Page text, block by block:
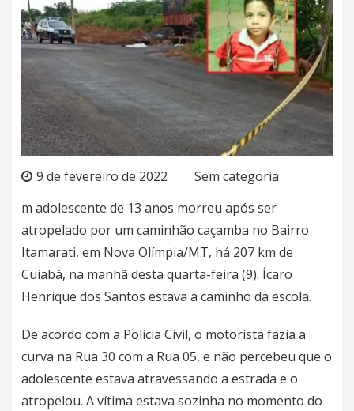
9 de fevereiro de 2022
Sem categoria
m adolescente de 13 anos morreu após ser
atropelado por um caminhão caçamba no Bairro
Itamarati, em Nova Olímpia/MT, há 207 km de
Cuiabá, na manhã desta quarta-feira (9). Ícaro
Henrique dos Santos estava a caminho da escola.
De acordo com a Polícia Civil, o motorista fazia a
curva na Rua 30 com a Rua 05, e não percebeu que o
adolescente estava atravessando a estrada e o
atropelou. A vítima estava sozinha no momento do